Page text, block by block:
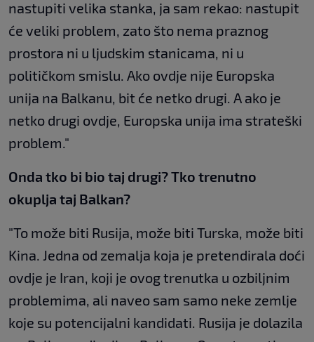
nastupiti velika stanka, ja sam rekao: nastupit
će veliki problem, zato što nema praznog
prostora ni u ljudskim stanicama, ni u
političkom smislu. Ako ovdje nije Europska
unija na Balkanu, bit će netko drugi. A ako je
netko drugi ovdje, Europska unija ima strateški
problem."
Onda tko bi bio taj drugi? Tko trenutno
okuplja taj Balkan?
"To može biti Rusija, može biti Turska, može biti
Kina. Jedna od zemalja koja je pretendirala doći
ovdje je Iran, koji je ovog trenutka u ozbiljnim
problemima, ali naveo sam samo neke zemlje
koje su potencijalni kandidati. Rusija je dolazila